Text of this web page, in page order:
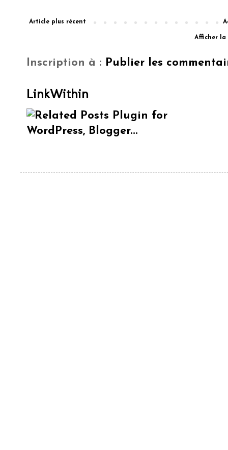
Article plus récent
Afficher la
Inscription à : Publier les
LinkWithin